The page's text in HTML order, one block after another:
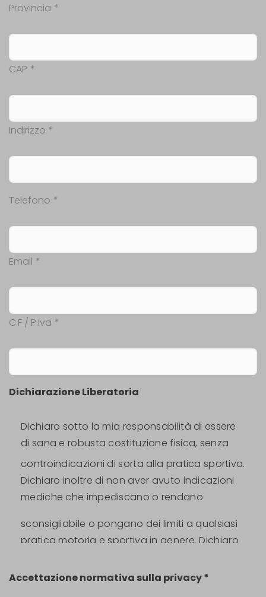
Provincia *
CAP *
Indirizzo *
Telefono *
Email *
C.F / P.Iva *
Dichiarazione Liberatoria
Dichiaro sotto la mia responsabilità di essere
di sana e robusta costituzione fisica, senza
controindicazioni di sorta alla pratica sportiva.
Dichiaro inoltre di non aver avuto indicazioni
mediche che impediscano o rendano
sconsigliabile o pongano dei limiti a qualsiasi
pratica motoria e sportiva in genere. Dichiaro
suoi responsabili , sponsor e rappresentanti
Accettazione normativa sulla privacy *